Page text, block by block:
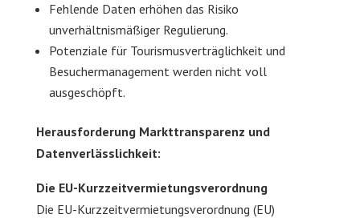
Fehlende Daten erhöhen das Risiko
unverhältnismäßiger Regulierung.
Potenziale für Tourismusverträglichkeit und
Besuchermanagement werden nicht voll
ausgeschöpft.
Herausforderung Markttransparenz und
Datenverlässlichkeit:
Die EU-Kurzzeitvermietungsverordnung
Die EU-Kurzzeitvermietungsverordnung (EU)